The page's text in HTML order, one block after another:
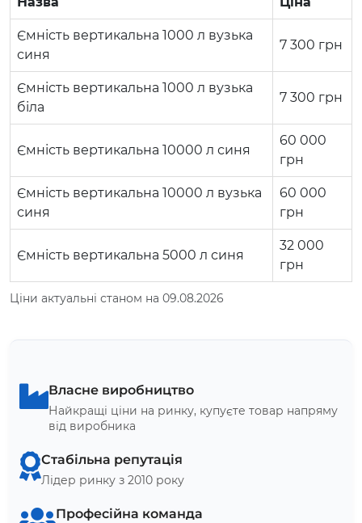
Ємність вертикальна 1000 л вузька
синя
7 300 грн
Ємність вертикальна 1000 л вузька
біла
7 300 грн
Ємність вертикальна 10000 л синя
60 000
грн
Ємність вертикальна 10000 л вузька
синя
60 000
грн
Ємність вертикальна 5000 л синя
32 000
грн
Ціни актуальні станом на 09.08.2026
Власне виробництво
Найкращі ціни на ринку, купуєте товар напряму
від виробника
Стабільна репутація
Лідер ринку з 2010 року
Професійна команда